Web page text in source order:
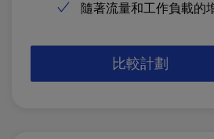
隨著流量和工作負載的
比較計劃